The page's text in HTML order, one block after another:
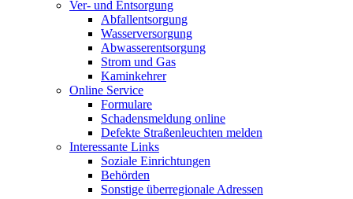
Ver- und Entsorgung
Abfallentsorgung
Wasserversorgung
Abwasserentsorgung
Strom und Gas
Kaminkehrer
Online Service
Formulare
Schadensmeldung online
Defekte Straßenleuchten melden
Interessante Links
Soziale Einrichtungen
Behörden
Sonstige überregionale Adressen